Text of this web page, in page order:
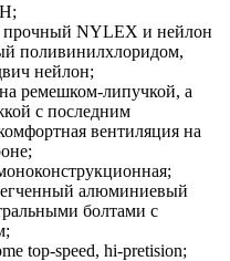
прочный NYLEX и нейлон
поливинилхлоридом,
нейлон;
ремешком-липучкой, а
с последним
вентиляция на
алюминиевый
болтами с
top-speed, hi-pretision;